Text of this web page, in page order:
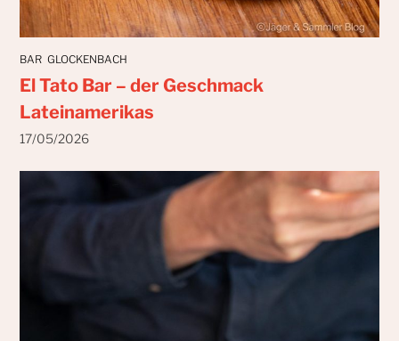
BAR GLOCKENBACH
El Tato Bar – der Geschmack
Lateinamerikas
17/05/2026